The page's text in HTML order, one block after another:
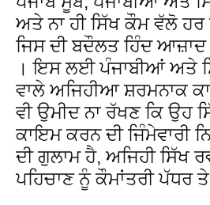
ਅਤੇ ਨਾ ਹੀ ਸਿੱਖ ਕੌਮ ਵੱਲੋ
ਜਿਸ ਦੀ ਬਦੌਲਤ ਹਿੰਦ
। ਇਸ ਲਈ ਪੰਜਾਬੀਆਂ ਅਤੇ
ਵਾਲੇ ਅਜਿਹੀਆ ਸ਼ਰਮਨਾਕ
ਵੀ ਉਮੀਦ ਨਾ ਰੱਖਣ ਕਿ
ਕਾਇਮ ਕਰਨ ਦੀ ਜਿੰਮੇਵਾਰੀ
ਦੀ ਗੁਲਾਮ ਹੈ, ਅਜਿਹੀ ਸਿੱਖ
ਪਹਿਚਾਣ ਨੂੰ ਕੌਮਾਂਤਰੀ ਪੱਧਰ